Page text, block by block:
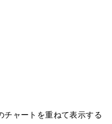
チャートを重ねて表示する